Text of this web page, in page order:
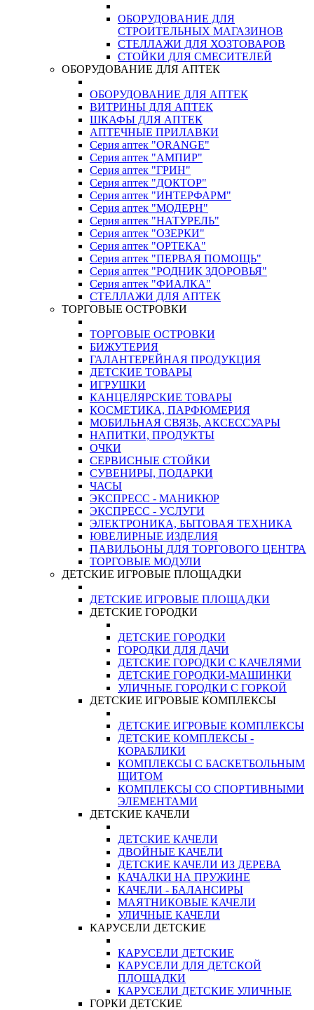
ОБОРУДОВАНИЕ ДЛЯ
СТРОИТЕЛЬНЫХ МАГАЗИНОВ
СТЕЛЛАЖИ ДЛЯ ХОЗТОВАРОВ
СТОЙКИ ДЛЯ СМЕСИТЕЛЕЙ
ОБОРУДОВАНИЕ ДЛЯ АПТЕК
ОБОРУДОВАНИЕ ДЛЯ АПТЕК
ВИТРИНЫ ДЛЯ АПТЕК
ШКАФЫ ДЛЯ АПТЕК
АПТЕЧНЫЕ ПРИЛАВКИ
Серия аптек "ORANGE"
Серия аптек "АМПИР"
Серия аптек "ГРИН"
Серия аптек "ДОКТОР"
Серия аптек "ИНТЕРФАРМ"
Серия аптек "МОДЕРН"
Серия аптек "НАТУРЕЛЬ"
Серия аптек "ОЗЕРКИ"
Серия аптек "ОРТЕКА"
Серия аптек "ПЕРВАЯ ПОМОЩЬ"
Серия аптек "РОДНИК ЗДОРОВЬЯ"
Серия аптек "ФИАЛКА"
СТЕЛЛАЖИ ДЛЯ АПТЕК
ТОРГОВЫЕ ОСТРОВКИ
ТОРГОВЫЕ ОСТРОВКИ
БИЖУТЕРИЯ
ГАЛАНТЕРЕЙНАЯ ПРОДУКЦИЯ
ДЕТСКИЕ ТОВАРЫ
ИГРУШКИ
КАНЦЕЛЯРСКИЕ ТОВАРЫ
КОСМЕТИКА, ПАРФЮМЕРИЯ
МОБИЛЬНАЯ СВЯЗЬ, АКСЕССУАРЫ
НАПИТКИ, ПРОДУКТЫ
ОЧКИ
СЕРВИСНЫЕ СТОЙКИ
СУВЕНИРЫ, ПОДАРКИ
ЧАСЫ
ЭКСПРЕСС - МАНИКЮР
ЭКСПРЕСС - УСЛУГИ
ЭЛЕКТРОНИКА, БЫТОВАЯ ТЕХНИКА
ЮВЕЛИРНЫЕ ИЗДЕЛИЯ
ПАВИЛЬОНЫ ДЛЯ ТОРГОВОГО ЦЕНТРА
ТОРГОВЫЕ МОДУЛИ
ДЕТСКИЕ ИГРОВЫЕ ПЛОЩАДКИ
ДЕТСКИЕ ИГРОВЫЕ ПЛОЩАДКИ
ДЕТСКИЕ ГОРОДКИ
ДЕТСКИЕ ГОРОДКИ
ГОРОДКИ ДЛЯ ДАЧИ
ДЕТСКИЕ ГОРОДКИ С КАЧЕЛЯМИ
ДЕТСКИЕ ГОРОДКИ-МАШИНКИ
УЛИЧНЫЕ ГОРОДКИ С ГОРКОЙ
ДЕТСКИЕ ИГРОВЫЕ КОМПЛЕКСЫ
ДЕТСКИЕ ИГРОВЫЕ КОМПЛЕКСЫ
ДЕТСКИЕ КОМПЛЕКСЫ -
КОРАБЛИКИ
КОМПЛЕКСЫ С БАСКЕТБОЛЬНЫМ
ЩИТОМ
КОМПЛЕКСЫ СО СПОРТИВНЫМИ
ЭЛЕМЕНТАМИ
ДЕТСКИЕ КАЧЕЛИ
ДЕТСКИЕ КАЧЕЛИ
ДВОЙНЫЕ КАЧЕЛИ
ДЕТСКИЕ КАЧЕЛИ ИЗ ДЕРЕВА
КАЧАЛКИ НА ПРУЖИНЕ
КАЧЕЛИ - БАЛАНСИРЫ
МАЯТНИКОВЫЕ КАЧЕЛИ
УЛИЧНЫЕ КАЧЕЛИ
КАРУСЕЛИ ДЕТСКИЕ
КАРУСЕЛИ ДЕТСКИЕ
КАРУСЕЛИ ДЛЯ ДЕТСКОЙ
ПЛОЩАДКИ
КАРУСЕЛИ ДЕТСКИЕ УЛИЧНЫЕ
ГОРКИ ДЕТСКИЕ